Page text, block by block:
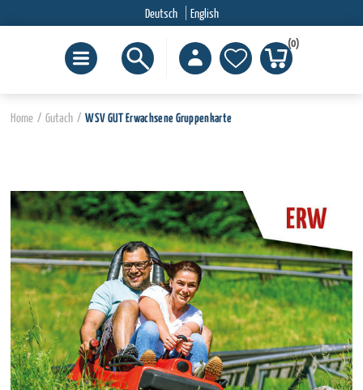
Deutsch English
(0)
Home / Gutach / WSV GUT Erwachsene Gruppenkarte